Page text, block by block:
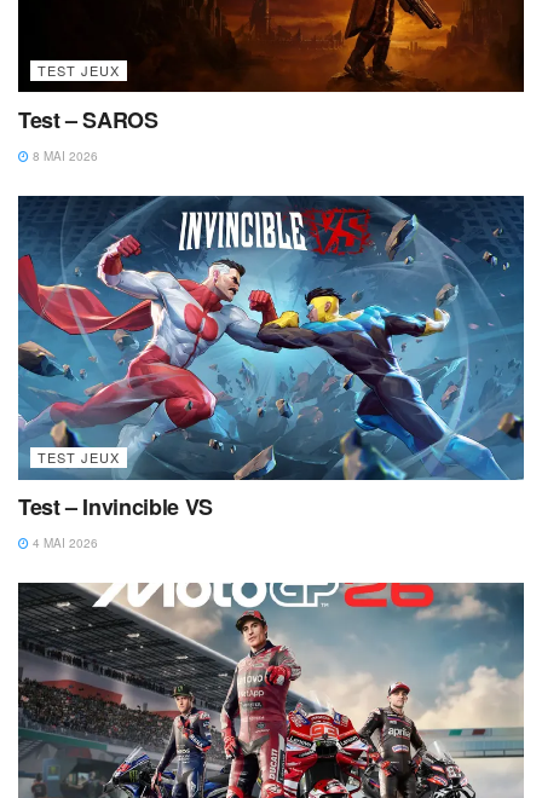
TEST JEUX
Test – SAROS
8 MAI 2026
TEST JEUX
Test – Invincible VS
4 MAI 2026